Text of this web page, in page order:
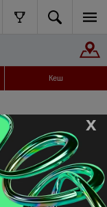
x
Кеш
ошибке